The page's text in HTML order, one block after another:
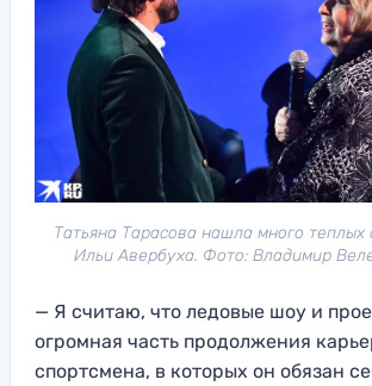
Татьяна Тарасова нашла много теплых
Ильи Авербуха. Фото: Владимир
— Я считаю, что ледовые шоу и
огромная часть продолжения
спортсмена, в которых он обязан